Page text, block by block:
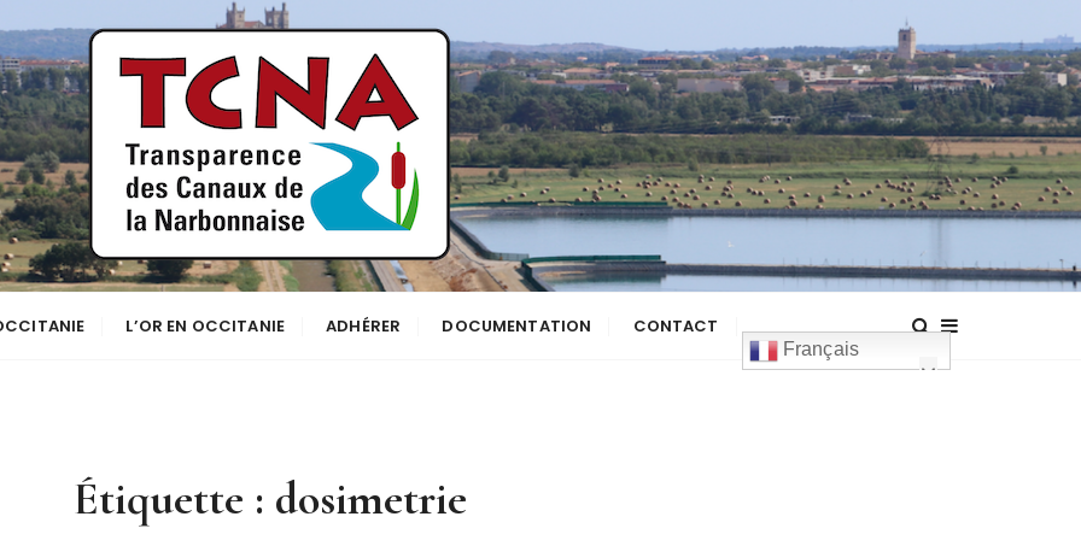
L’OR EN OCCITANIE ADHÉRER DOCUMENTATION CONTACT
Français
Étiquette : dosimetrie